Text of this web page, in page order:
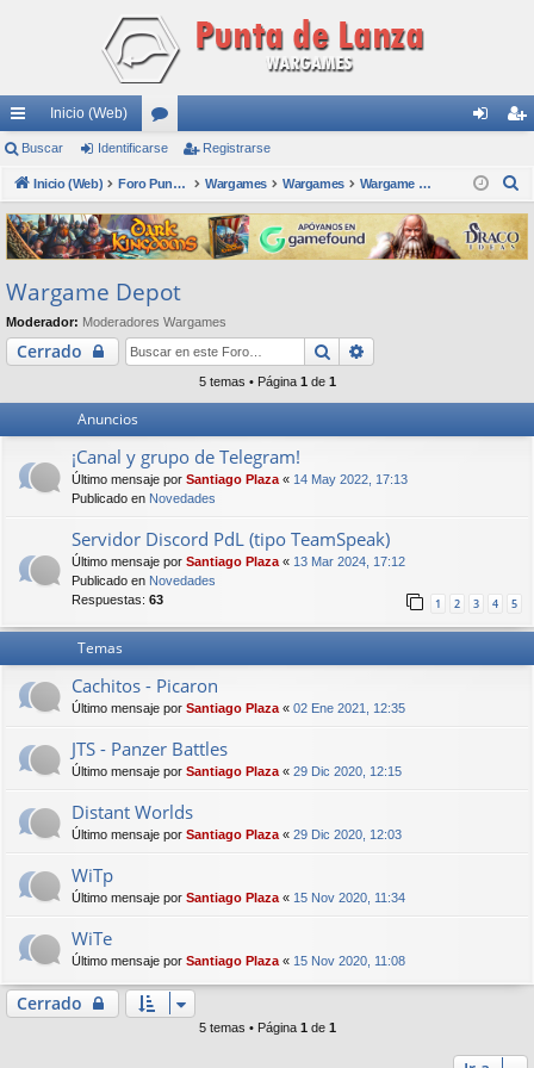
nl
ac
es
rá
pi
do
s
Inicio (Web)
or
os nti
fic
ar
ist
ra
rs
Buscar Identificarse Registrarse
Inicio (Web) Foro Punta de Lanza Wargames Wargames Wargames Wargame Depot
s
c
Wargame Depot
Moderador: Moderadores Wargames
Cerrado Buscar
5 temas • Página 1 de 1
Anuncios
¡Canal y grupo de Telegram!
Último mensaje por Santiago Plaza « 14 May 2022, 17:13
Publicado en Novedades
Servidor Discord PdL (tipo TeamSpeak)
Último mensaje por Santiago Plaza « 13 Mar 2024, 17:12
Publicado en Novedades
Respuestas: 63 1 2 3 4 5
Temas
Cachitos - Picaron
Último mensaje por Santiago Plaza « 02 Ene 2021, 12:35
JTS - Panzer Battles
Último mensaje por Santiago Plaza « 29 Dic 2020, 12:15
Distant Worlds
Último mensaje por Santiago Plaza « 29 Dic 2020, 12:03
WiTp
Último mensaje por Santiago Plaza « 15 Nov 2020, 11:34
WiTe
Último mensaje por Santiago Plaza « 15 Nov 2020, 11:08
Cerrado
5 temas • Página 1 de 1